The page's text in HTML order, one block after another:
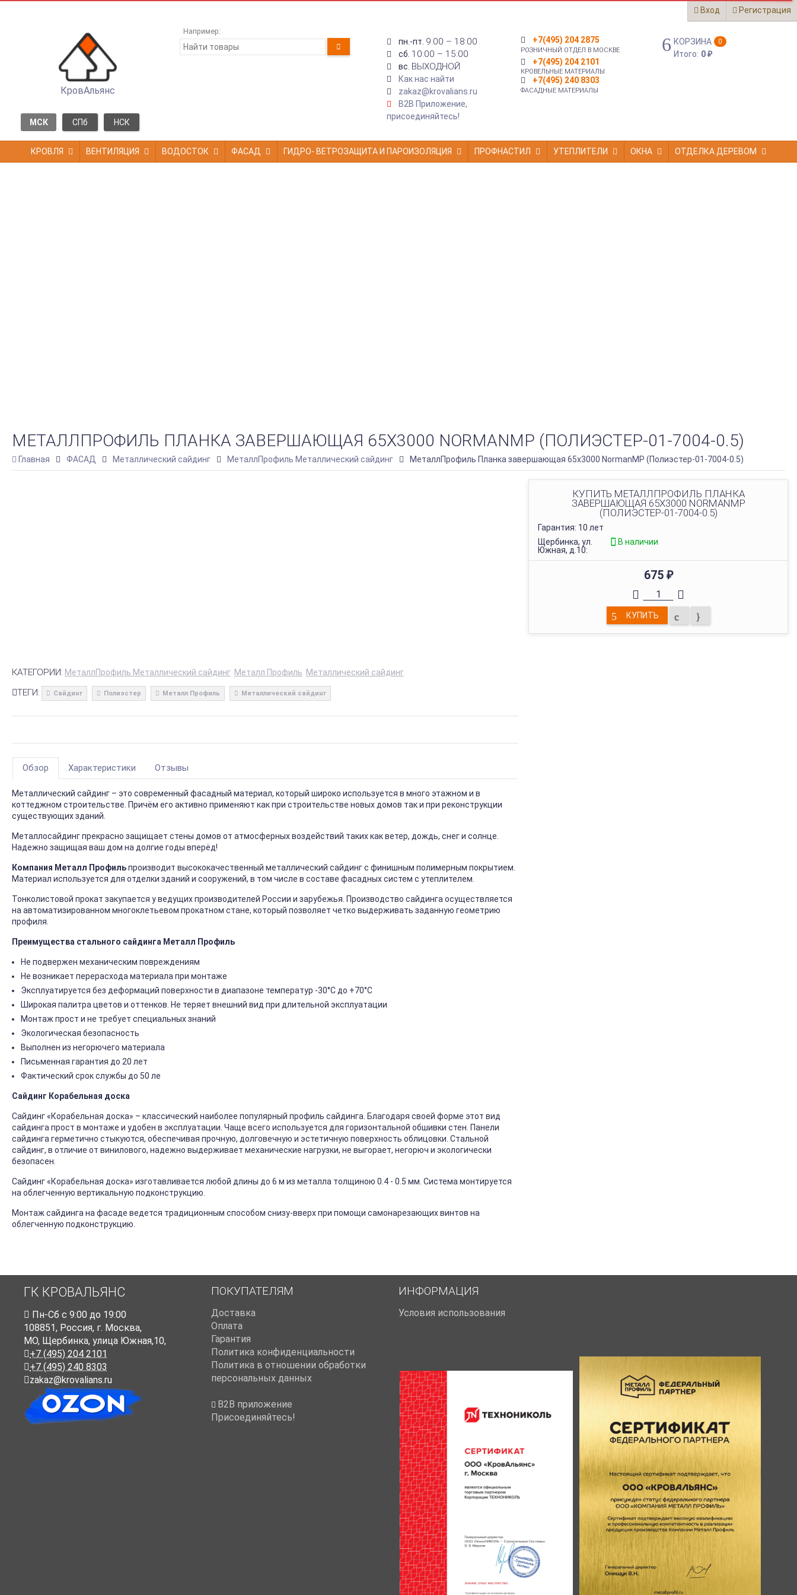
Вход Регистрация
КровАльянс
МСК СПб НСК
Например:
пн.-пт. 9:00 – 18:00
сб. 10:00 – 15:00
вс. ВЫХОДНОЙ
Как нас найти
zakaz@krovalians.ru
B2B Приложение,
присоединяйтесь!
+7(495) 204 2875
РОЗНИЧНЫЙ ОТДЕЛ В МОСКВЕ
+7(495) 204 2101
КРОВЕЛЬНЫЕ МАТЕРИАЛЫ
+7(495) 240 8303
ФАСАДНЫЕ МАТЕРИАЛЫ
КОРЗИНА 0
Итого: 0₽
КРОВЛЯ ВЕНТИЛЯЦИЯ ВОДОСТОК ФАСАД ГИДРО- ВЕТРОЗАЩИТА И ПАРОИЗОЛЯЦИЯ ПРОФНАСТИЛ УТЕПЛИТЕЛИ ОКНА ОТДЕЛКА ДЕРЕВОМ
МЕТАЛЛПРОФИЛЬ ПЛАНКА ЗАВЕРШАЮЩАЯ 65Х3000 NORMANMP (ПОЛИЭСТЕР-01-7004-0.5)
Главная ФАСАД Металлический сайдинг МеталлПрофиль Металлический сайдинг МеталлПрофиль Планка завершающая 65х3000 NormanMP (Полиэстер-01-7004-0.5)
КУПИТЬ МЕТАЛЛПРОФИЛЬ ПЛАНКА
ЗАВЕРШАЮЩАЯ 65Х3000 NORMANMP
(ПОЛИЭСТЕР-01-7004-0.5)
Гарантия: 10 лет
Щербинка, ул.
Южная, д.10:
В наличии
675 ₽
КУПИТЬ
КАТЕГОРИИ: МеталлПрофиль Металлический сайдинг Металл Профиль Металлический сайдинг
ТЕГИ: Сайдинг Полиэстер Металл Профиль Металлический сайдинг
Обзор Характеристики Отзывы
Металлический сайдинг – это современный фасадный материал, который широко используется в много этажном и в
коттеджном строительстве. Причём его активно применяют как при строительстве новых домов так и при реконструкции
существующих зданий.
Металлосайдинг прекрасно защищает стены домов от атмосферных воздействий таких как ветер, дождь, снег и солнце.
Надежно защищая ваш дом на долгие годы вперёд!
Компания Металл Профильпроизводит высококачественный металлический сайдинг с финишным полимерным покрытием.
Материал используется для отделки зданий и сооружений, в том числе в составе фасадных систем с утеплителем.
Тонколистовой прокат закупается у ведущих производителей России и зарубежья. Производство сайдинга осуществляется
на автоматизированном многоклетьевом прокатном стане, который позволяет четко выдерживать заданную геометрию
профиля.
Преимущества стального сайдинга Металл Профиль
Не подвержен механическим повреждениям
Не возникает перерасхода материала при монтаже
Эксплуатируется без деформаций поверхности в диапазоне температур -30°C до +70°C
Широкая палитра цветов и оттенков. Не теряет внешний вид при длительной эксплуатации
Монтаж прост и не требует специальных знаний
Экологическая безопасность
Выполнен из негорючего материала
Письменная гарантия до 20 лет
Фактический срок службы до 50 ле
Сайдинг Корабельная доска
Сайдинг «Корабельная доска» – классический наиболее популярный профиль сайдинга. Благодаря своей форме этот вид
сайдинга прост в монтаже и удобен в эксплуатации. Чаще всего используется для горизонтальной обшивки стен. Панели
сайдинга герметично стыкуются, обеспечивая прочную, долговечную и эстетичную поверхность облицовки. Стальной
сайдинг, в отличие от винилового, надежно выдерживает механические нагрузки, не выгорает, негорюч и экологически
безопасен.
Сайдинг «Корабельная доска» изготавливается любой длины до 6 м из металла толщиною 0.4 - 0.5 мм. Система монтируется
на облегченную вертикальную подконструкцию.
Монтаж сайдинга на фасаде ведется традиционным способом снизу-вверх при помощи самонарезающих винтов на
облегченную подконструкцию.
ГК КРОВАЛЬЯНС
Пн-Cб с 9:00 до 19:00
108851, Россия, г. Москва,
МО, Щербинка, улица Южная,10,
+7 (495) 204 2101
+7 (495) 240 8303
zakaz@krovalians.ru
ПОКУПАТЕЛЯМ
Доставка
Оплата
Гарантия
Политика конфиденциальности
Политика в отношении обработки
персональных данных
B2B приложение
Присоединяйтесь!
ИНФОРМАЦИЯ
Условия использования